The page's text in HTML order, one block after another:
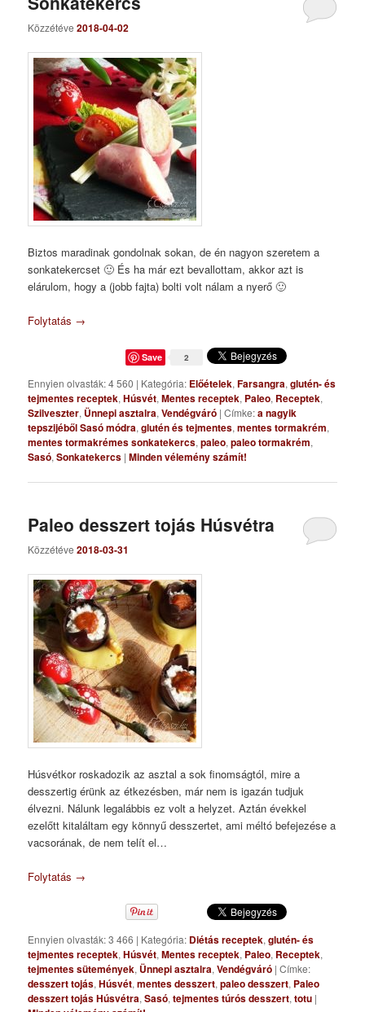
Közzétéve2018-04-02
Biztos maradinak gondolnak sokan, de én nagyon szeretem a
sonkatekercset 🙂 És ha már ezt bevallottam, akkor azt is
elárulom, hogy a (jobb fajta) bolti volt nálam a nyerő 🙂
Folytatás →
2
Save
Ennyien olvasták: 4 560 | Kategória: Előételek,Farsangra,glutén- és
tejmentes receptek,Húsvét,Mentes receptek, Paleo, Receptek,
Szilveszter, Ünnepi asztalra,Vendégváró |Címke:a nagyik
tepszijéből Sasó módra,glutén és tejmentes,mentes tormakrém,
mentes tormakrémes sonkatekercs,paleo,paleo tormakrém,
Sasó,Sonkatekercs |Minden vélemény számít!
Paleo desszert tojás Húsvétra
Közzétéve2018-03-31
Húsvétkor roskadozik az asztal a sok finomságtól, mire a
desszertig érünk az étkezésben, már nem is igazán tudjuk
élvezni. Nálunk legalábbis ez volt a helyzet. Aztán évekkel
ezelőtt kitaláltam egy könnyű desszertet, ami méltó befejezése a
vacsorának, de nem telít el…
Folytatás →
Ennyien olvasták: 3 466 | Kategória: Diétás receptek,glutén- és
tejmentes receptek,Húsvét,Mentes receptek, Paleo, Receptek,
tejmentes sütemények, Ünnepi asztalra,Vendégváró |Címke:
desszert tojás,Húsvét,mentes desszert,paleo desszert, Paleo
desszert tojás Húsvétra,Sasó,tejmentes túrós desszert,totu |